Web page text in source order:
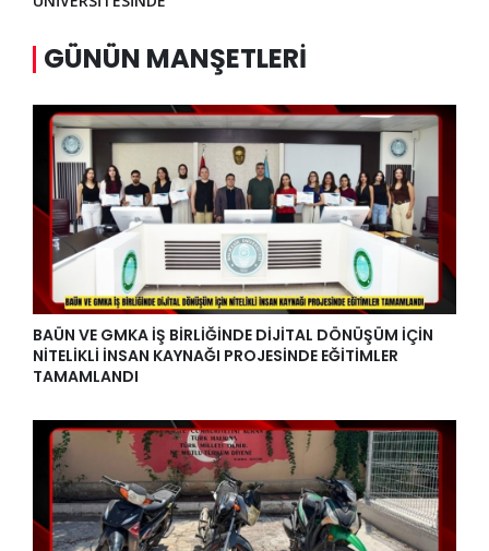
GÜNÜN MANŞETLERI
BAÜN VE GMKA İŞ BİRLİĞİNDE DİJİTAL DÖNÜŞÜM İÇİN
NİTELİKLİ İNSAN KAYNAĞI PROJESİNDE EĞİTİMLER
TAMAMLANDI